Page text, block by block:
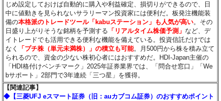
じめ設定しておけば自動的に購入や利益確定、損切りができるので、日
中に値動きを見られないサラリーマン投資家には便利だ。板発注機能装
備の本格派のトレードツール「kabuステーション」も人気が高い。その
日盛り上がりそうな銘柄を予測する 「リアルタイム株価予測」 など、デ
イトレードでも活用できる便利な機能を備えている。投資信託だけでは
なく
「プチ株（単元未満株）」の積立も可能。月500円から株を積み立て
られるので、資金の少ない株初心者にはおすすめだ。HDI-Japan主催の
「HDI格付けベンチマーク」2025年証券業界では、「問合せ窓口」「We
bサポート」2部門で3年連続「三つ星」を獲得。
【関連記事】
◆【三菱UFJ eスマート証券（旧：auカブコム証券）のおすすめポイント